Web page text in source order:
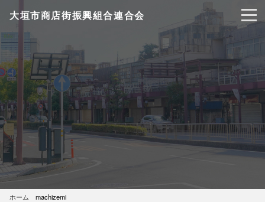
大垣市商店街振興組合連合会
ホーム machizemi